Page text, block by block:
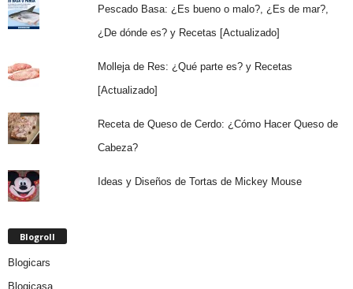
Pescado Basa: ¿Es bueno o malo?, ¿Es de mar?,
¿De dónde es? y Recetas [Actualizado]
Molleja de Res: ¿Qué parte es? y Recetas
[Actualizado]
Receta de Queso de Cerdo: ¿Cómo Hacer Queso de
Cabeza?
Ideas y Diseños de Tortas de Mickey Mouse
Blogroll
Blogicars
Blogicasa